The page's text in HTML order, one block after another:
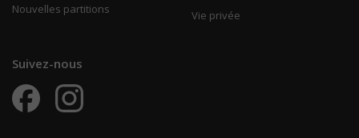
Nouvelles partitions
Vie privée
Suivez-nous